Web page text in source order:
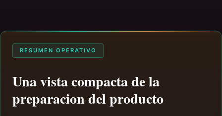
RESUMEN OPERATIVO
Una vista compacta de la
preparacion del producto